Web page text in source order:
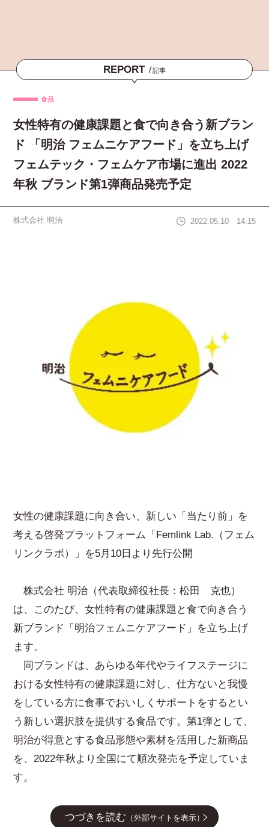
REPORT /記事
食品
女性特有の健康課題と食で向き合う新ブラン
ド 「明治 フェムニケアフード」を立ち上げ
フェムテック・フェムケア市場に進出 2022
年秋 ブランド第1弾商品発売予定
株式会社 明治 2022.05.10 14:15
女性の健康課題に向き合い、新しい「当たり前」を
考える啓発プラットフォーム「Femlink Lab.（フェム
リンクラボ）」を5月10日より先行公開
株式会社 明治（代表取締役社長：松田 克也）
は、このたび、女性特有の健康課題と食で向き合う
新ブランド「明治フェムニケアフード」を立ち上げ
ます。
同ブランドは、あらゆる年代やライフステージに
おける女性特有の健康課題に対し、仕方ないと我慢
をしている方に食事でおいしくサポートをするとい
う新しい選択肢を提供する食品です。第1弾として、
明治が得意とする食品形態や素材を活用した新商品
を、2022年秋より全国にて順次発売を予定していま
す。
つづきを読む （外部サイトを表示）